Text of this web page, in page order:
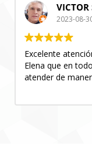
VICTOR
2023-08-
Excelente
Elena que en
atender de